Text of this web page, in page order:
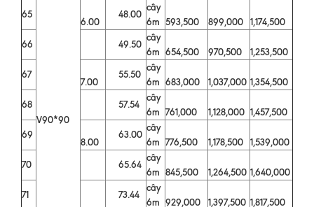
65
V90*90
6.00
48.00
cây
6m 593,500 899,000
1,174,500
66
49.50
cây
6m 654,500 970,500
1,253,500
67
7.00
55.50
cây
6m 683,000 1,037,000 1,354,500
68
57.54
cây
6m 761,000 1,128,000 1,457,500
69
8.00
63.00
cây
6m 776,500 1,178,500
1,539,000
70
65.64
cây
6m 845,500 1,264,500 1,640,000
71
73.44
cây
6m 929,000 1,397,500 1,817,500